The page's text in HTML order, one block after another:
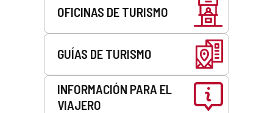
OFICINAS DE TURISMO
GUÍAS DE TURISMO
INFORMACIÓN PARA EL
VIAJERO